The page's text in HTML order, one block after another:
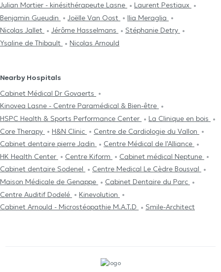
Julian Mortier - kinésithérapeute Lasne
Laurent Pestiaux
Benjamin Gueudin
Joëlle Van Oost
Ilia Meraglia
Nicolas Jallet
Jérôme Hasselmans
Stéphanie Detry
Ysaline de Thibault
Nicolas Arnould
Nearby Hospitals
Cabinet Médical Dr Govaerts
Kinovea Lasne - Centre Paramédical & Bien-être
HSPC Health & Sports Performance Center
La Clinique en bois
Core Therapy
H&N Clinic
Centre de Cardiologie du Vallon
Cabinet dentaire pierre Jadin
Centre Médical de l'Alliance
HK Health Center
Centre Kiform
Cabinet médical Neptune
Cabinet dentaire Sodenel
Centre Medical Le Cèdre Bousval
Maison Médicale de Genappe
Cabinet Dentaire du Parc
Centre Auditif Dodelé
Kinevolution
Cabinet Arnould - Microstéopathie M.A.T.D
Smile-Architect